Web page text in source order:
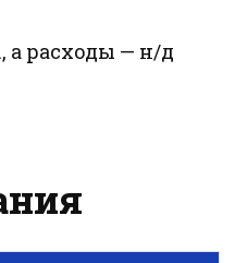
а расходы — н/д